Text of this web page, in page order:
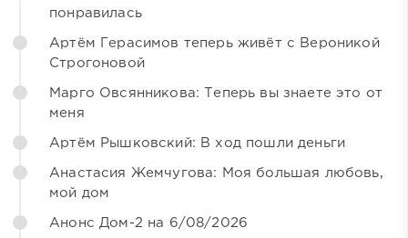
понравилась
Артём Герасимов теперь живёт с Вероникой
Строгоновой
Марго Овсянникова: Теперь вы знаете это от
меня
Артём Рышковский: В ход пошли деньги
Анастасия Жемчугова: Моя большая любовь,
мой дом
Анонс Дом-2 на 6/08/2026